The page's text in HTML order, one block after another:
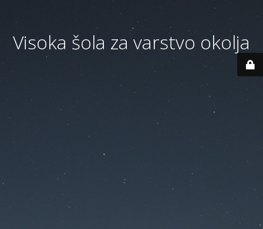
Visoka šola za varstvo okolja